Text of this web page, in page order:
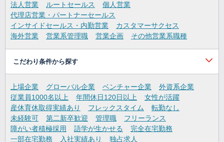
法人営業 ルートセールス
個人営業
代理店営業・パートナーセールス
インサイドセールス・内勤営業
カスタマーサクセス
海外営業
営業系管理職 営業企画 その他営業系職種
こだわり条件から探す
上場企業 グローバル企業 ベンチャー企業
外資系企業
従業員1000名以上
年間休日120日以上
女性が活躍
産休育休取得実績あり
フレックスタイム
転勤なし
未経験可
第二新卒歓迎 管理職
フリーランス
障がい者積極採用
語学が生かせる
完全在宅勤務
一部在宅勤務
入社実績あり 独占求人